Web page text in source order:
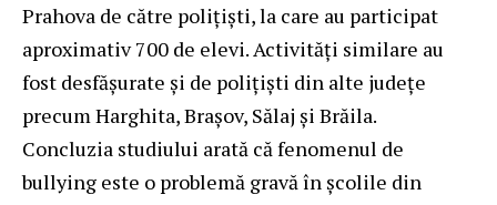
Prahova de către polițiști, la care au participat
aproximativ 700 de elevi. Activități similare au
fost desfășurate și de polițiști din alte județe
precum Harghita, Brașov, Sălaj și Brăila.
Concluzia studiului arată că fenomenul de
bullying este o problemă gravă în școlile din